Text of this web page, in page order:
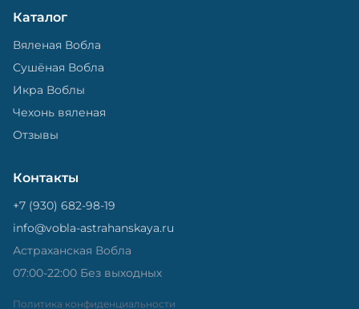
Каталог
Вяленая Вобла
Сушёная Вобла
Икра Воблы
Чехонь вяленая
Отзывы
Контакты
+7 (930) 682-98-19
info@vobla-astrahanskaya.ru
Астраханская Вобла
07:00-22:00 Без выходных
Политика конфиденциальности